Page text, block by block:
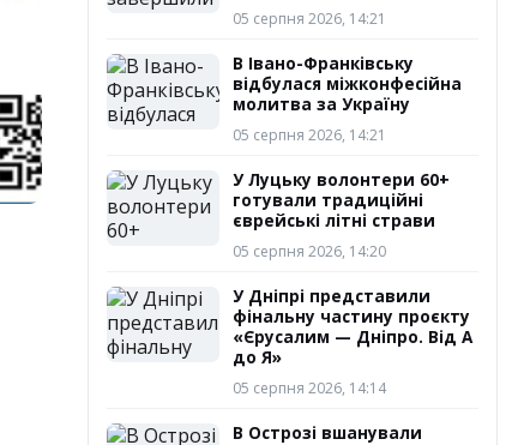
05 серпня 2026, 14:21
В Івано-Франківську
відбулася міжконфесійна
молитва за Україну
05 серпня 2026, 14:21
У Луцьку волонтери 60+
готували традиційні
єврейські літні страви
05 серпня 2026, 14:20
У Дніпрі представили
фінальну частину проєкту
«Єрусалим — Дніпро. Від А
до Я»
05 серпня 2026, 14:14
В Острозі вшанували